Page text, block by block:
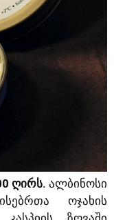
ღირს. ალბინოსი
ოჯახის